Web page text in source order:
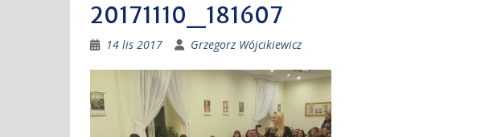
20171110_181607
14 lis 2017 Grzegorz Wójcikiewicz